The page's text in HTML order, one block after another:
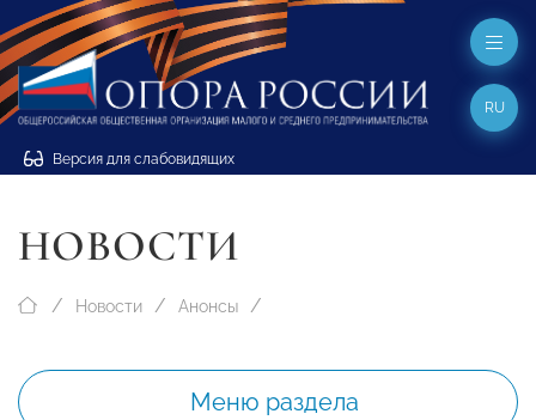
Версия для слабовидящих
RU
НОВОСТИ
Новости Анонсы
Меню раздела